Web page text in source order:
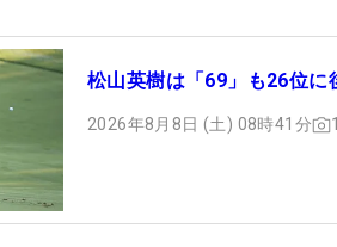
松山英樹は「69」も26位
2026年8月8日 (土) 08時41分 1